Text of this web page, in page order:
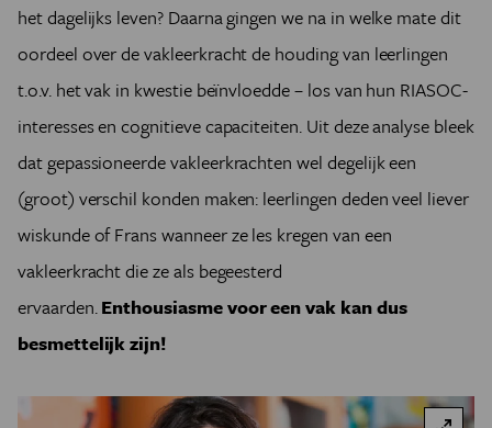
het dagelijks leven? Daarna gingen we na in welke mate dit
oordeel over de vakleerkracht de houding van leerlingen
t.o.v. het vak in kwestie beïnvloedde – los van hun RIASOC-
interesses en cognitieve capaciteiten. Uit deze analyse bleek
dat gepassioneerde vakleerkrachten wel degelijk een
(groot) verschil konden maken: leerlingen deden veel liever
wiskunde of Frans wanneer ze les kregen van een
vakleerkracht die ze als begeesterd
ervaarden.Enthousiasme voor een vak kan dus
besmettelijk zijn!